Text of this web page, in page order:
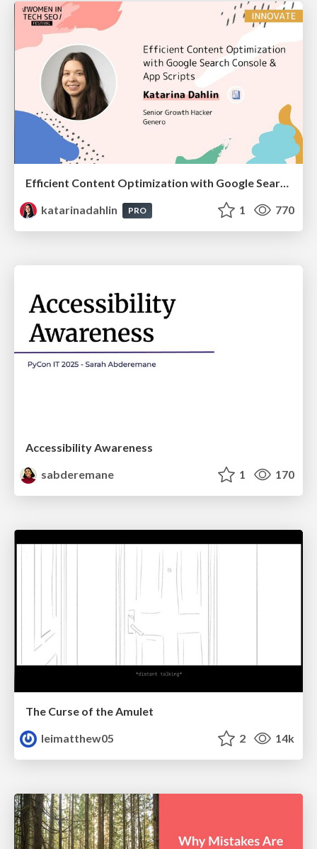
Efficient Content Optimization with Google Search Console & Apps Script
katarinadahlin
PRO 1 770
Accessibility Awareness
sabderemane
1 170
The Curse of the Amulet
leimatthew05
2 14k